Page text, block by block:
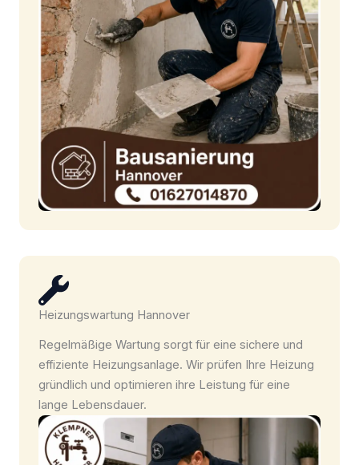
Heizungswartung Hannover
Regelmäßige Wartung sorgt für eine sichere und
effiziente Heizungsanlage. Wir prüfen Ihre Heizung
gründlich und optimieren ihre Leistung für eine
lange Lebensdauer.